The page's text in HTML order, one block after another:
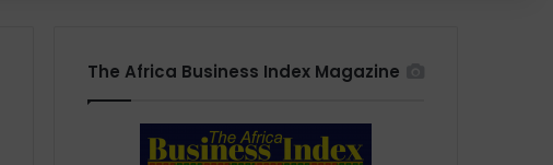
The Africa Business Index Magazine